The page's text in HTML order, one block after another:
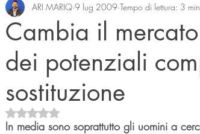
Cambia il
dei potenziali
sostituzione
ARI MARIQ 9 lug 2009 Tempo di lettura: 3 min
Valutazione NaN stelle su 5.
In media sono soprattutto gli uomini a